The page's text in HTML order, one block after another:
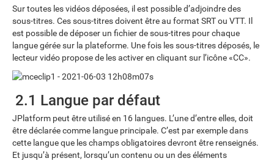
Sur toutes les vidéos déposées, il est possible d’adjoindre des
sous-titres. Ces sous-titres doivent être au format SRT ou VTT. Il
est possible de déposer un fichier de sous-titres pour chaque
langue gérée sur la plateforme. Une fois les sous-titres déposés, le
lecteur vidéo propose de les activer en cliquant sur l’icône «CC».
2.1 Langue par défaut
JPlatform peut être utilisé en 16 langues. L’une d’entre elles, doit
être déclarée comme langue principale. C’est par exemple dans
cette langue que les champs obligatoires devront être renseignés.
Et jusqu’à présent, lorsqu’un contenu ou un des éléments